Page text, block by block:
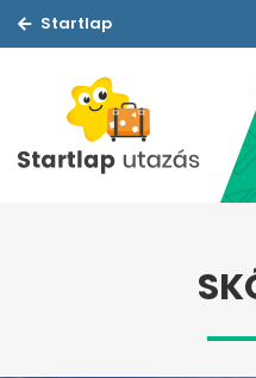
Startlap